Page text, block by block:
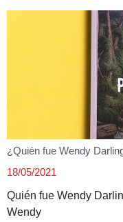
¿Quién fue Wendy
18/05/2021
Quién fue Wendy
Wendy